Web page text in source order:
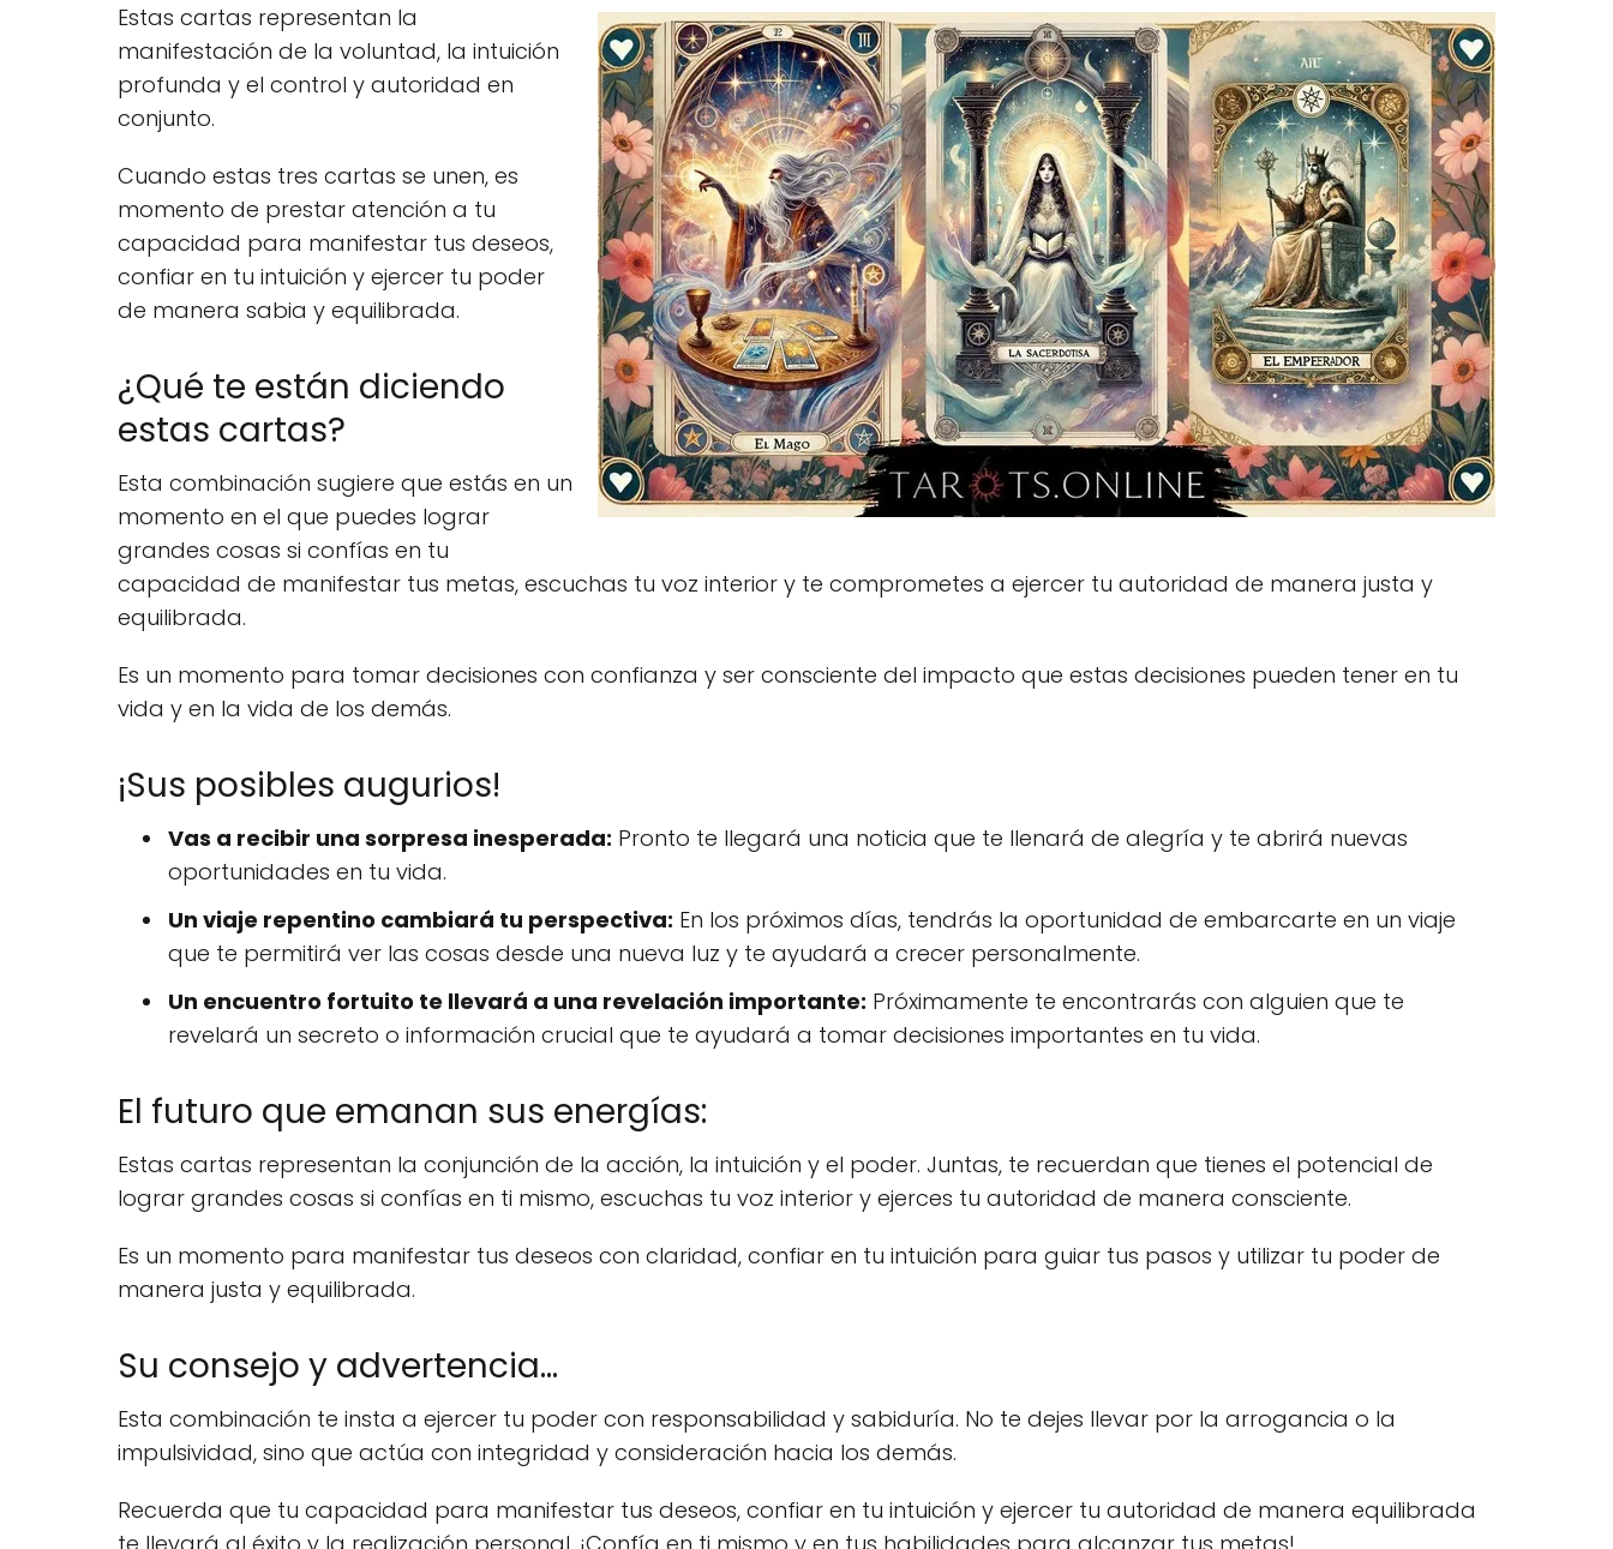
Estas cartas representan la
manifestación de la voluntad, la intuición
profunda y el control y autoridad en
conjunto.
Cuando estas tres cartas se unen, es
momento de prestar atención a tu
capacidad para manifestar tus deseos,
confiar en tu intuición y ejercer tu poder
de manera sabia y equilibrada.
¿Qué te están diciendo
estas cartas?
Esta combinación sugiere que estás en un
momento en el que puedes lograr
grandes cosas si confías en tu
capacidad de manifestar tus metas, escuchas tu voz interior y te comprometes a ejercer tu autoridad de manera justa y
equilibrada.
Es un momento para tomar decisiones con confianza y ser consciente del impacto que estas decisiones pueden tener en tu
vida y en la vida de los demás.
¡Sus posibles augurios!
Vas a recibir una sorpresa inesperada: Pronto te llegará una noticia que te llenará de alegría y te abrirá nuevas
oportunidades en tu vida.
Un viaje repentino cambiará tu perspectiva: En los próximos días, tendrás la oportunidad de embarcarte en un viaje
que te permitirá ver las cosas desde una nueva luz y te ayudará a crecer personalmente.
Un encuentro fortuito te llevará a una revelación importante: Próximamente te encontrarás con alguien que te
revelará un secreto o información crucial que te ayudará a tomar decisiones importantes en tu vida.
El futuro que emanan sus energías:
Estas cartas representan la conjunción de la acción, la intuición y el poder. Juntas, te recuerdan que tienes el potencial de
lograr grandes cosas si confías en ti mismo, escuchas tu voz interior y ejerces tu autoridad de manera consciente.
Es un momento para manifestar tus deseos con claridad, confiar en tu intuición para guiar tus pasos y utilizar tu poder de
manera justa y equilibrada.
Su consejo y advertencia...
Esta combinación te insta a ejercer tu poder con responsabilidad y sabiduría. No te dejes llevar por la arrogancia o la
impulsividad, sino que actúa con integridad y consideración hacia los demás.
Recuerda que tu capacidad para manifestar tus deseos, confiar en tu intuición y ejercer tu autoridad de manera equilibrada
te llevará al éxito y la realización personal. ¡Confía en ti mismo y en tus habilidades para alcanzar tus metas!